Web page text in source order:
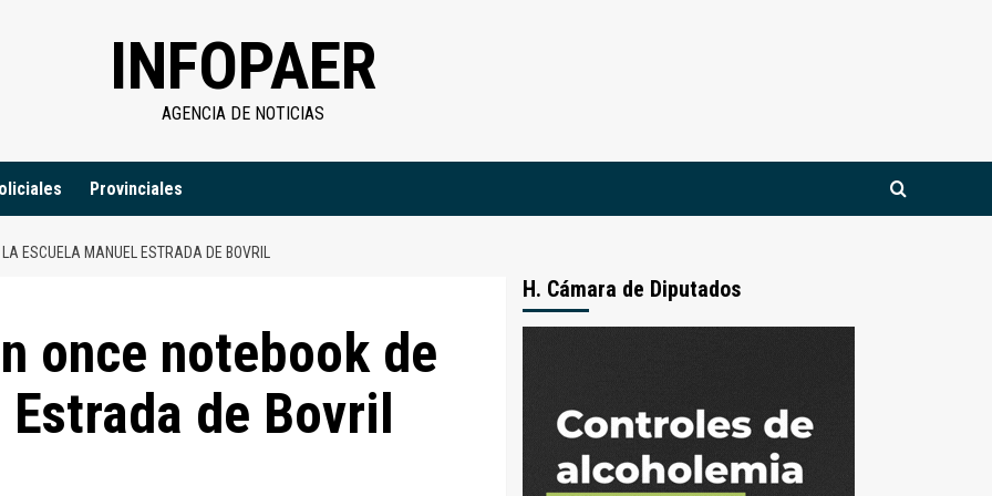
INFOPAER
AGENCIA DE NOTICIAS
Provinciales
ESCUELA MANUEL ESTRADA DE BOVRIL
once notebook de
de Bovril
H. Cámara de Diputados